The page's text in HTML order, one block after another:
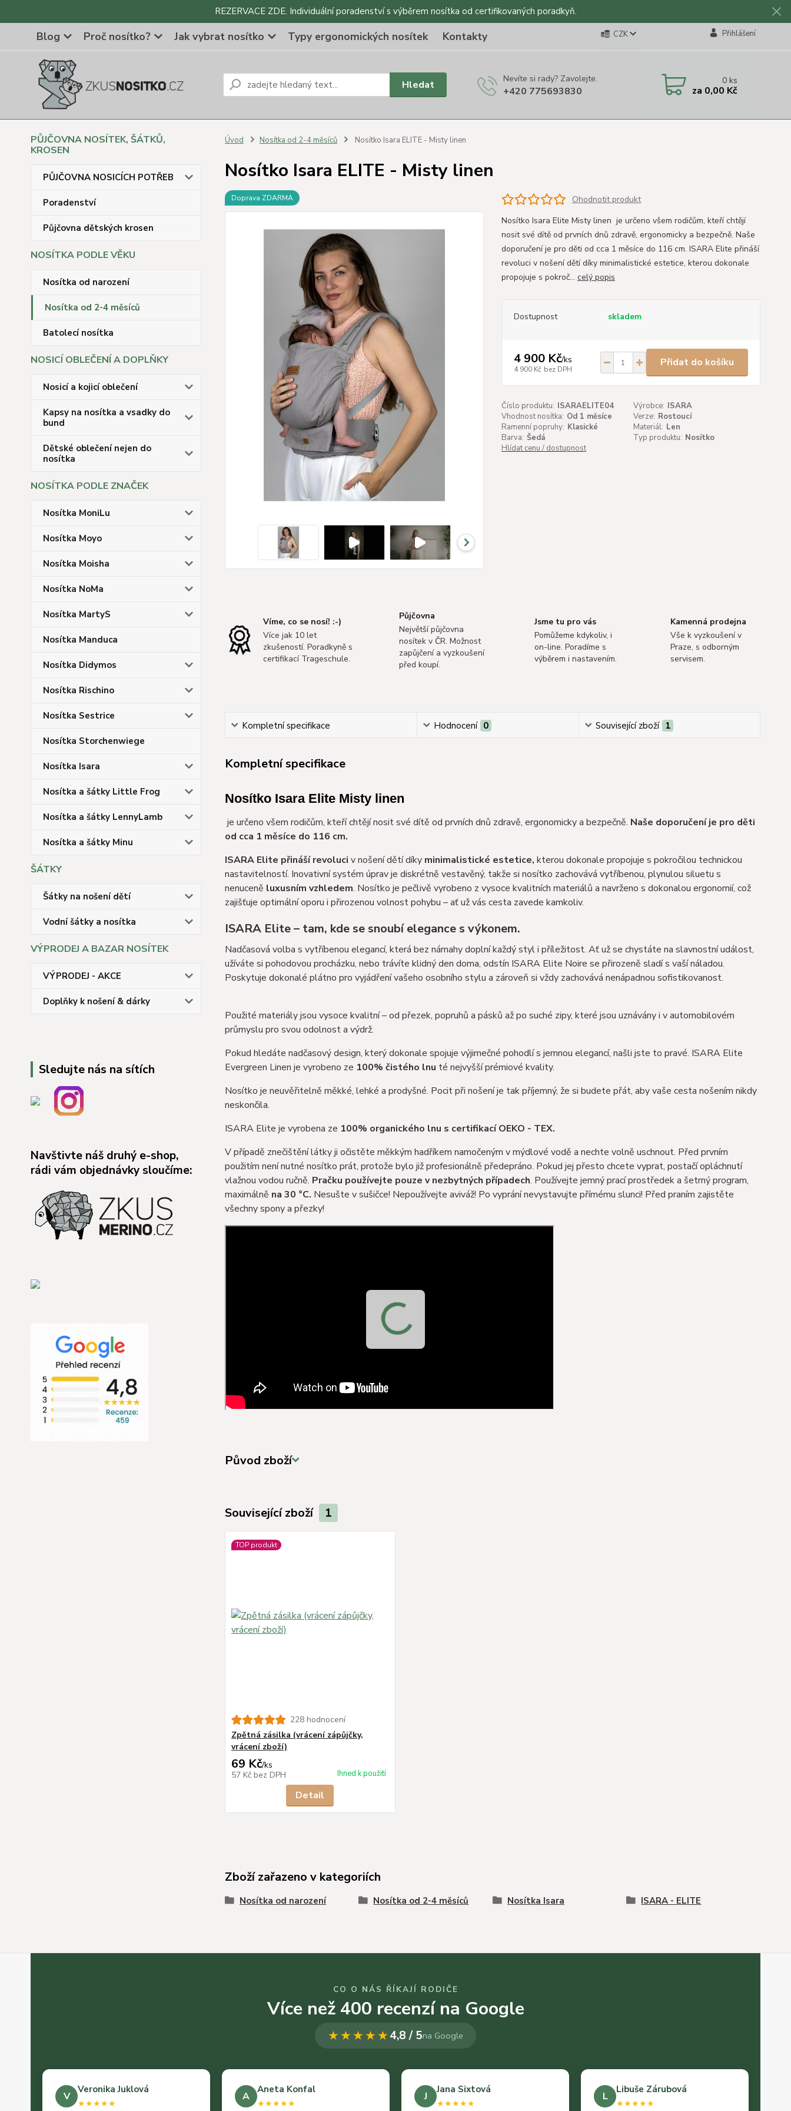
REZERVACE ZDE. Individuální poradenství s výběrem nosítka od certifikovaných poradkyň.
Blog Proč nosítko? Jak vybrat nosítko Typy ergonomických nosítek Kontakty CZK Přihlášení
Hledat Nevíte si rady? Zavolejte.
+420 775693830
0ks
za 0,00 Kč
PŮJČOVNA NOSÍTEK, ŠÁTKŮ,
KROSEN
PŮJČOVNA NOSICÍCH POTŘEB
Poradenství
Půjčovna dětských krosen
NOSÍTKA PODLE VĚKU
Nosítka od narození
Nosítka od 2-4 měsíců
Batolecí nosítka
NOSICÍ OBLEČENÍ A DOPLŇKY
Nosicí a kojicí oblečení
Kapsy na nosítka a vsadky do
bund
Dětské oblečení nejen do
nosítka
NOSÍTKA PODLE ZNAČEK
Nosítka MoniLu
Nosítka Moyo
Nosítka Moisha
Nosítka NoMa
Nosítka MartyS
Nosítka Manduca
Nosítka Didymos
Nosítka Rischino
Nosítka Sestrice
Nosítka Storchenwiege
Nosítka Isara
Nosítka a šátky Little Frog
Nosítka a šátky LennyLamb
Nosítka a šátky Minu
ŠÁTKY
Šátky na nošení dětí
Vodní šátky a nosítka
VÝPRODEJ A BAZAR NOSÍTEK
VÝPRODEJ - AKCE
Doplňky k nošení & dárky
Sledujte nás na sítích
Navštivte náš druhý e-shop,
rádi vám objednávky sloučíme:
Úvod Nosítka od 2-4 měsíců Nosítko Isara ELITE - Misty linen
Nosítko Isara ELITE - Misty linen
Doprava ZDARMA
Ohodnotit produkt
Nosítko Isara Elite Misty linen je určeno všem rodičům, kteří chtějí
nosit své dítě od prvních dnů zdravě, ergonomicky a bezpečně. Naše
doporučení je pro děti od cca 1 měsíce do 116 cm. ISARA Elite přináší
revoluci v nošení dětí díky minimalistické estetice, kterou dokonale
propojuje s pokroč... celý popis
Dostupnost skladem
4 900 Kč/ks
4 900 Kč bez DPH
Přidat do košíku
Číslo produktu: ISARAELITE04 Výrobce: ISARA
Vhodnost nosítka: Od 1 měsíce Verze: Rostoucí
Ramenní popruhy: Klasické Materiál: Len
Barva: Šedá Typ produktu: Nosítko
Hlídat cenu / dostupnost
Víme, co se nosí! :-)
Více jak 10 let
zkušeností. Poradkyně s
certifikací Trageschule.
Půjčovna
Největší půjčovna
nosítek v ČR. Možnost
zapůjčení a vyzkoušení
před koupí.
Jsme tu pro vás
Pomůžeme kdykoliv, i
on-line. Poradíme s
výběrem i nastavením.
Kamenná prodejna
Vše k vyzkoušení v
Praze, s odborným
servisem.
Kompletní specifikace Hodnocení 0 Související zboží 1
Kompletní specifikace
Nosítko Isara Elite Misty linen
je určeno všem rodičům, kteří chtějí nosit své dítě od prvních dnů zdravě, ergonomicky a bezpečně. Naše doporučení je pro děti
od cca 1 měsíce do 116 cm.
ISARA Elite přináší revoluci v nošení dětí díky minimalistické estetice, kterou dokonale propojuje s pokročilou technickou
nastavitelností. Inovativní systém úprav je diskrétně vestavěný, takže si nosítko zachovává vytříbenou, plynulou siluetu s
nenuceně luxusním vzhledem. Nosítko je pečlivě vyrobeno z vysoce kvalitních materiálů a navrženo s dokonalou ergonomií, což
zajišťuje optimální oporu i přirozenou volnost pohybu – ať už vás cesta zavede kamkoliv.
ISARA Elite – tam, kde se snoubí elegance s výkonem.
Nadčasová volba s vytříbenou elegancí, která bez námahy doplní každý styl i příležitost. Ať už se chystáte na slavnostní událost,
užíváte si pohodovou procházku, nebo trávíte klidný den doma, odstín ISARA Elite Noire se přirozeně sladí s vaší náladou.
Poskytuje dokonalé plátno pro vyjádření vašeho osobního stylu a zároveň si vždy zachovává nenápadnou sofistikovanost.
Použité materiály jsou vysoce kvalitní – od přezek, popruhů a pásků až po suché zipy, které jsou uznávány i v automobilovém
průmyslu pro svou odolnost a výdrž.
Pokud hledáte nadčasový design, který dokonale spojuje výjimečné pohodlí s jemnou elegancí, našli jste to pravé. ISARA Elite
Evergreen Linen je vyrobeno ze 100% čistého lnu té nejvyšší prémiové kvality.
Nosítko je neuvěřitelně měkké, lehké a prodyšné. Pocit při nošení je tak příjemný, že si budete přát, aby vaše cesta nošením nikdy
neskončila.
ISARA Elite je vyrobena ze 100% organického lnu s certifikací OEKO - TEX.
V případě znečištění látky ji očistěte měkkým hadříkem namočeným v mýdlové vodě a nechte volně uschnout. Před prvním
použitím není nutné nosítko prát, protože bylo již profesionálně předepráno. Pokud jej přesto chcete vyprat, postačí opláchnutí
vlažnou vodou ručně. Pračku používejte pouze v nezbytných případech. Používejte jemný prací prostředek a šetrný program,
maximálně na 30 °C. Nesušte v sušičce! Nepoužívejte aviváž! Po vyprání nevystavujte přímému slunci! Před praním zajistěte
všechny spony a přezky!
Původ zboží
Související zboží 1
TOP produkt
228 hodnocení
Zpětná zásilka (vrácení zápůjčky,
vrácení zboží)
69 Kč/ks
57 Kč bez DPH Ihned k použití
Detail
Zboží zařazeno v kategoriích
Nosítka od narození Nosítka od 2-4 měsíců Nosítka Isara ISARA - ELITE
CO O NÁS ŘÍKAJÍ RODIČE
Více než 400 recenzí na Google
★★★★★4,8 / 5na Google
V
Veronika Juklová
★★★★★
A
Aneta Konfal
★★★★★
J
Jana Sixtová
★★★★★
L
Libuše Zárubová
★★★★★